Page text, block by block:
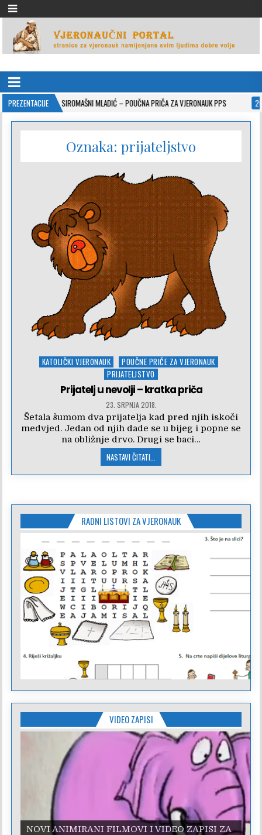
VJERONAUČNI PORTAL
PREZENTACIJE
26 SIROMAŠNI MLADIĆ – POUČNA PRIČA ZA VJERONAUK PPS 2021-05-02
Oznaka: prijateljstvo
Posted
KATOLIČKI VJERONAUK
POUČNE PRIČE ZA VJERONAUK
PRIJATELJSTVO
Prijatelj u nevolji – kratka priča
23. SRPNJA 2018.
Šetala šumom dva prijatelja kad pred njih iskoči
medvjed. Jedan od njih dade se u bijeg i popne se
na obližnje drvo. Drugi se baci…
NASTAVI ČITATI...
RADNI LISTOVI ZA VJERONAUK
VIDEO ZAPISI
NOVI ANIMIRANI FILMOVI I VIDEO ZAPISI ZA
NOVI ANIMIRANI FILMOVI I VIDEO ZAPISI ZA